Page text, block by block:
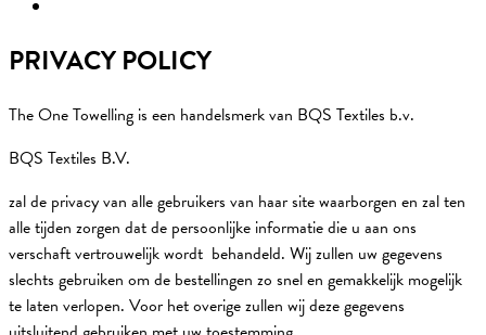
PRIVACY POLICY
The One Towelling is een handelsmerk van BQS Textiles b.v.
BQS Textiles B.V.
zal de privacy van alle gebruikers van haar site waarborgen en zal ten
alle tijden zorgen dat de persoonlijke informatie die u aan ons
verschaft vertrouwelijk wordt behandeld. Wij zullen uw gegevens
slechts gebruiken om de bestellingen zo snel en gemakkelijk mogelijk
te laten verlopen. Voor het overige zullen wij deze gegevens